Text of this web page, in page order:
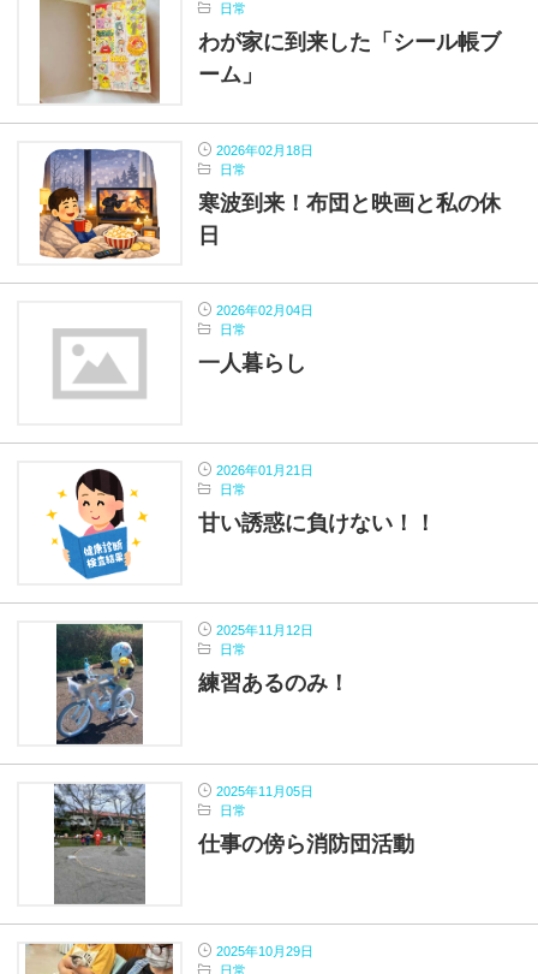
日常
わが家に到来した「シール帳ブ
ーム」
2026年02月18日
日常
寒波到来！布団と映画と私の休
日
2026年02月04日
日常
一人暮らし
2026年01月21日
日常
甘い誘惑に負けない！！
2025年11月12日
日常
練習あるのみ！
2025年11月05日
日常
仕事の傍ら消防団活動
2025年10月29日
日常